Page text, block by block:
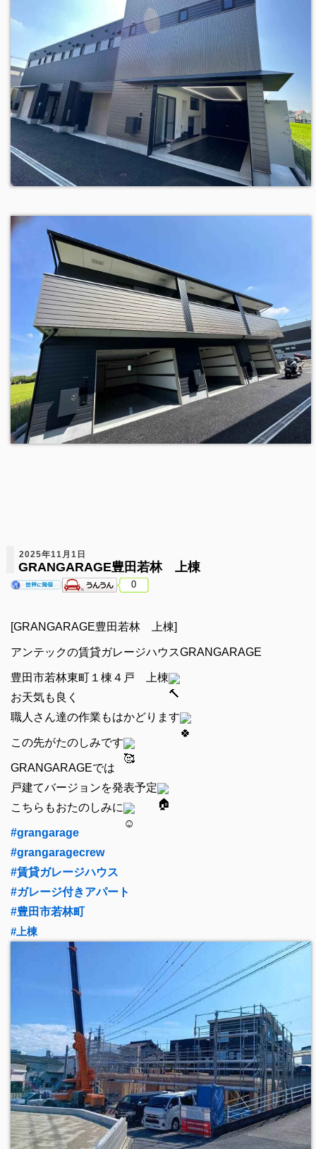
2025年11月1日
GRANGARAGE豊田若林 上棟
0
[GRANGARAGE豊田若林 上棟]
アンテックの賃貸ガレージハウスGRANGARAGE
豊田市若林東町１棟４戸 上棟
お天気も良く
職人さん達の作業もはかどります
この先がたのしみです
GRANGARAGEでは
戸建てバージョンを発表予定
こちらもおたのしみに
#grangarage
#grangaragecrew
#賃貸ガレージハウス
#ガレージ付きアパート
#豊田市若林町
#上棟